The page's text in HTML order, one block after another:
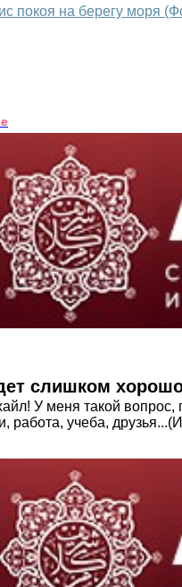
покоя на берегу моря
e
слишком
У меня такой вопрос,
работа, учеба,